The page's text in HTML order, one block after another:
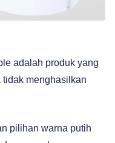
adalah produk yang
tidak menghasilkan
pilihan warna putih